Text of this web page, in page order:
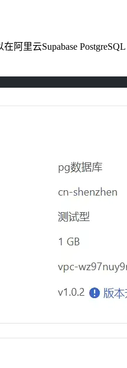
阿里云Supabase PostgreSQL